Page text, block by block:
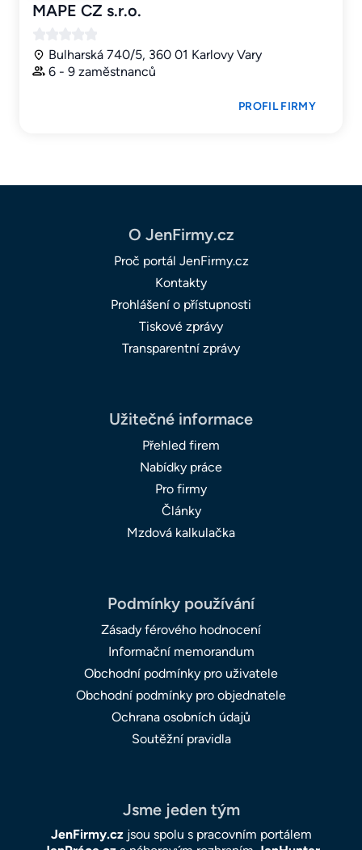
MAPE CZ s.r.o.
Bulharská 740/5, 360 01 Karlovy Vary
6 - 9 zaměstnanců
PROFIL FIRMY
O JenFirmy.cz
Proč portál JenFirmy.cz
Kontakty
Prohlášení o přístupnosti
Tiskové zprávy
Transparentní zprávy
Užitečné informace
Přehled firem
Nabídky práce
Pro firmy
Články
Mzdová kalkulačka
Podmínky používání
Zásady férového hodnocení
Informační memorandum
Obchodní podmínky pro uživatele
Obchodní podmínky pro objednatele
Ochrana osobních údajů
Soutěžní pravidla
Jsme jeden tým
JenFirmy.czjsou spolu s pracovním portálem